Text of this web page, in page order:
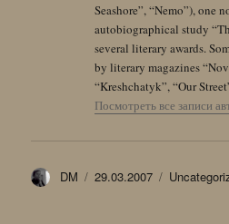
Seashore”, “Nemo”), one
autobiographical study
several literary awards.
by literary magazines
“Kreshchatyk”, “Our
Посмотреть все записи
Автор
DM Опубликовано
29.03.2007 Рубрики